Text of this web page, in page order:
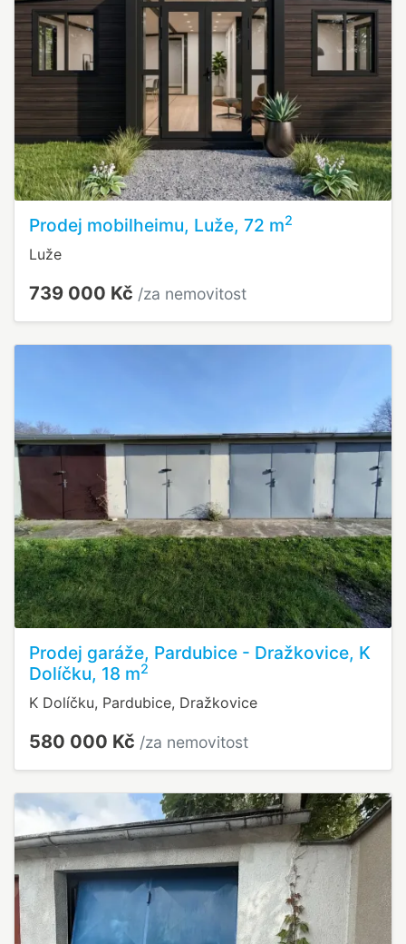
Prodej mobilheimu, Luže, 72 m2
Luže
739 000 Kč /za nemovitost
Prodej garáže, Pardubice - Dražkovice, K
Dolíčku, 18 m2
K Dolíčku, Pardubice, Dražkovice
580 000 Kč /za nemovitost